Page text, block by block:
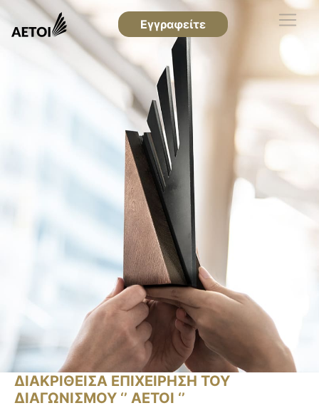
Εγγραφείτε
ΔΙΑΚΡΙΘΕΙΣΑ ΕΠΙΧΕΙΡΗΣΗ ΤΟΥ
ΔΙΑΓΩΝΙΣΜΟΥ ‘’ ΑΕΤΟΙ ‘’